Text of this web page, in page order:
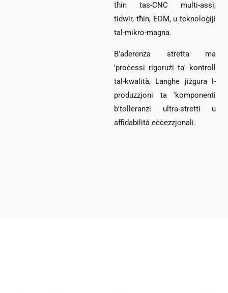
tħin tas-CNC multi-assi,
tidwir, tħin, EDM, u teknoloġiji
tal-mikro-magna.
B'aderenza stretta ma
'proċessi rigorużi ta' kontroll
tal-kwalità, Langhe jiżgura l-
produzzjoni ta 'komponenti
b'tolleranzi ultra-stretti u
affidabilità eċċezzjonali.